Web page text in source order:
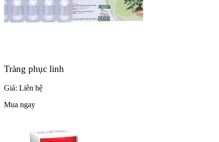
Tràng phục linh
Giá: Liên hệ
Mua ngay